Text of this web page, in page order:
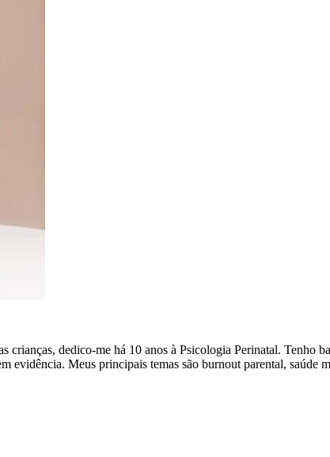
crianças, dedico-me há 10 anos à Psicologia Perinatal. Tenho
evidência. Meus principais temas são burnout parental,